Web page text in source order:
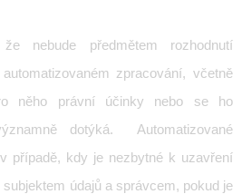
nebude předmětem rozhodnutí
zpracování, včetně
něho právní účinky nebo se ho
dotýká.
Automatizované
případě, kdy je nezbytné k uzavření
údajů a správcem, pokud je